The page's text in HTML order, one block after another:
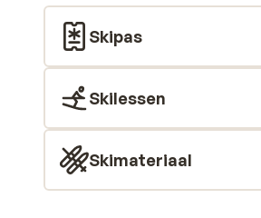
Skipas
Skilessen
Skimateriaal